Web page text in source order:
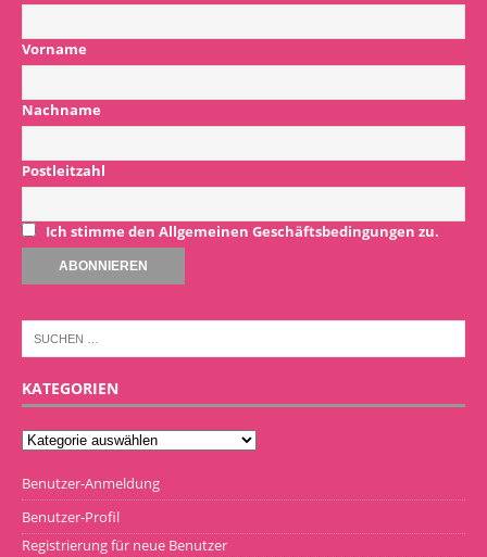
Vorname
Nachname
Postleitzahl
Ich stimme den Allgemeinen Geschäftsbedingungen zu.
KATEGORIEN
Benutzer-Anmeldung
Benutzer-Profil
Registrierung für neue Benutzer